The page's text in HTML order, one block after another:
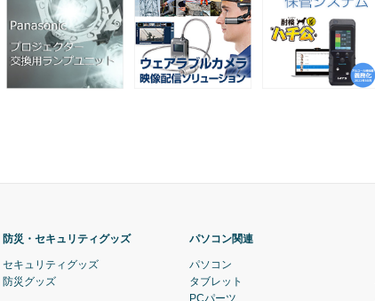
防災・セキュリティグッズ
セキュリティグッズ
防災グッズ
パソコン関連
パソコン
タブレット